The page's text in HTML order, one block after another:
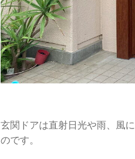
玄関ドアは直射日光や雨、風
のです。